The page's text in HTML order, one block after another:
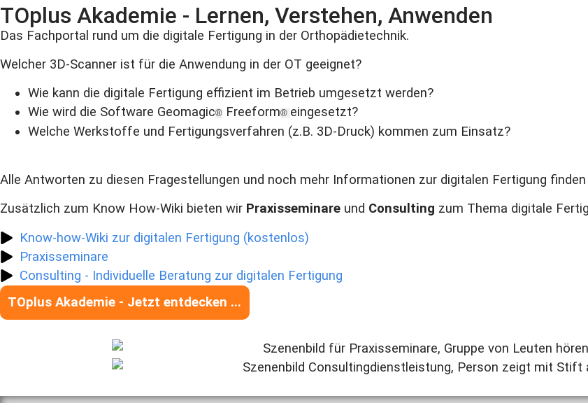
TOplus Akademie - Lernen, Verstehen, Anwenden
Das Fachportal rund um die digitale Fertigung in der Orthopädietechnik.
Welcher 3D-Scanner ist für die Anwendung in der OT geeignet?
Wie kann die digitale Fertigung effizient im Betrieb umgesetzt werden?
Wie wird die Software Geomagic® Freeform® eingesetzt?
Welche Werkstoffe und Fertigungsverfahren (z.B. 3D-Druck) kommen zum Einsatz?
Alle Antworten zu diesen Fragestellungen und noch mehr Informationen zur digitalen Fertigung
Zusätzlich zum Know How-Wiki bieten wir Praxisseminare und Consulting zum Thema digitale
Know-how-Wiki zur digitalen Fertigung (kostenlos)
Praxisseminare
Consulting - Individuelle Beratung zur digitalen Fertigung
TOplus Akademie - Jetzt entdecken ...